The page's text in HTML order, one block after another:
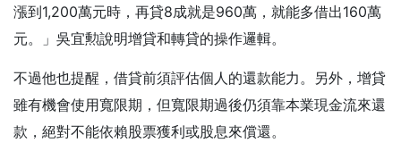
漲到1,200萬元時，再貸8成就是960萬，就能多借出160萬
元。」吳宜勲說明增貸和轉貸的操作邏輯。
不過他也提醒，借貸前須評估個人的還款能力。另外，增貸
雖有機會使用寬限期，但寬限期過後仍須靠本業現金流來還
款，絕對不能依賴股票獲利或股息來償還。